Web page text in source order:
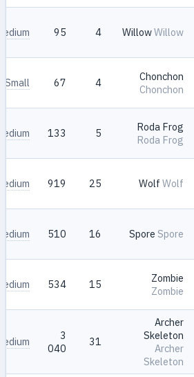
WillowWillow
4
95
Chonchon
Chonchon
4
67
Small
Roda Frog
Roda Frog
5
133
Wolf Wolf
25
919
Spore Spore
16
510
Zombie
Zombie
15
534
Archer
Skeleton
Archer
Skeleton
31
3
040